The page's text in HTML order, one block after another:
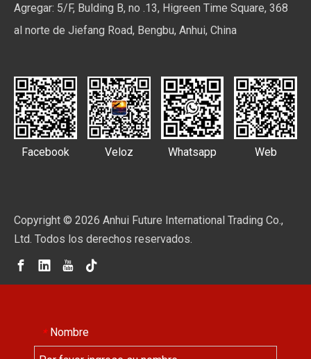
Agregar: 5/F, Bulding B, no .13, Higreen Time Square, 368
al norte de Jiefang Road, Bengbu, Anhui, China
Facebook Veloz Whatsapp Web
Copyright © 2026 Anhui Future International Trading Co.,
Ltd. Todos los derechos reservados.
* Nombre